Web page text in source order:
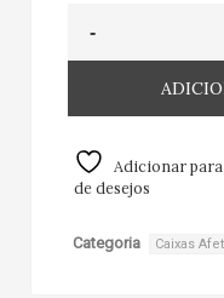
Adicionar
de desejos
Categoria Caixas